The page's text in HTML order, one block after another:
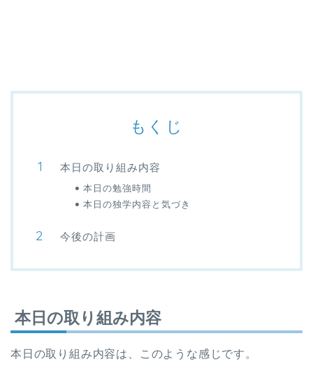
もくじ
本日の取り組み内容
本日の勉強時間
本日の独学内容と気づき
今後の計画
本日の取り組み内容
本日の取り組み内容は、このような感じです。